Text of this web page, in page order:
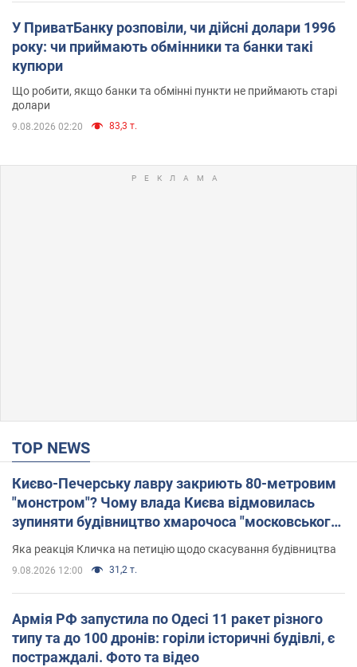
У ПриватБанку розповіли, чи дійсні долари 1996
року: чи приймають обмінники та банки такі
купюри
Що робити, якщо банки та обмінні пункти не приймають старі
долари
9.08.2026 02:20 83,3 т.
TOP NEWS
Києво-Печерську лавру закриють 80-метровим
"монстром"? Чому влада Києва відмовилась
зупиняти будівництво хмарочоса "московського
вірянина"
Яка реакція Кличка на петицію щодо скасування будівництва
9.08.2026 12:00 31,2 т.
Армія РФ запустила по Одесі 11 ракет різного
типу та до 100 дронів: горіли історичні будівлі, є
постраждалі. Фото та відео